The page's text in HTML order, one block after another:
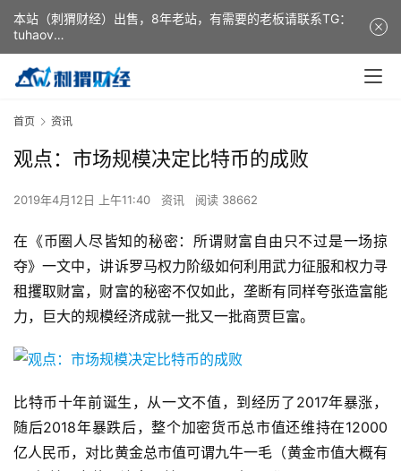
首页 资讯
观点：市场规模决定比特币的成败
2019年4月12日 上午11:40 资讯 阅读 38662
在《币圈人尽皆知的秘密：所谓财富自由只不过是一场掠
夺》一文中，讲诉罗马权力阶级如何利用武力征服和权力寻
租攫取财富，财富的秘密不仅如此，垄断有同样夸张造富能
力，巨大的规模经济成就一批又一批商贾巨富。
比特币十年前诞生，从一文不值，到经历了2017年暴涨，
随后2018年暴跌后，整个加密货币总市值还维持在12000
亿人民币，对比黄金总市值可谓九牛一毛（黄金市值大概有
本站（刺猬财经）出售，8年老站，有需要的老板请联系TG：
tuhaov
This website (ciweicaijing) is for sale. It is a 8-year-old
website. If you need it, please contact TG: tuhaov